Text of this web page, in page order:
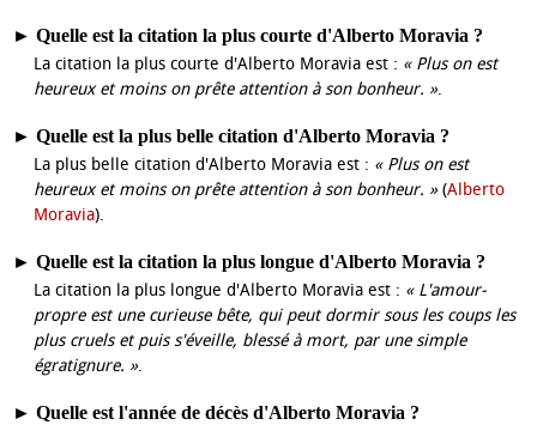
► Quelle est la citation la plus courte d'Alberto Moravia ?
La citation la plus courte d'Alberto Moravia est : « Plus on est
heureux et moins on prête attention à son bonheur. ».
► Quelle est la plus belle citation d'Alberto Moravia ?
La plus belle citation d'Alberto Moravia est : « Plus on est
heureux et moins on prête attention à son bonheur. »(Alberto
Moravia).
► Quelle est la citation la plus longue d'Alberto Moravia ?
La citation la plus longue d'Alberto Moravia est : « L'amour-
propre est une curieuse bête, qui peut dormir sous les coups les
plus cruels et puis s'éveille, blessé à mort, par une simple
égratignure. ».
► Quelle est l'année de décès d'Alberto Moravia ?